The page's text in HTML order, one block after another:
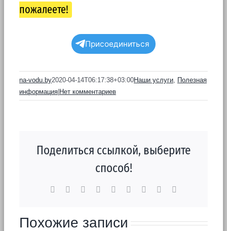
пожалеете!
Присоединиться
na-vodu.by2020-04-14T06:17:38+03:00Наши услуги
Полезная
информация Нет комментариев
Поделиться ссылкой, выберите
способ!
Facebook Reddit LinkedInWhatsApp
TumblrPinterest
Похожие записи